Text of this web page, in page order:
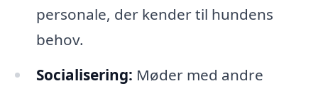
personale, der kender til hundens
behov.
Socialisering: Møder med andre